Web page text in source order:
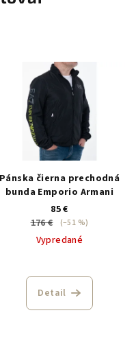
Pánska čierna prechodná
bunda Emporio Armani
85 €
176 €
(–51 %)
Vypredané
Detail